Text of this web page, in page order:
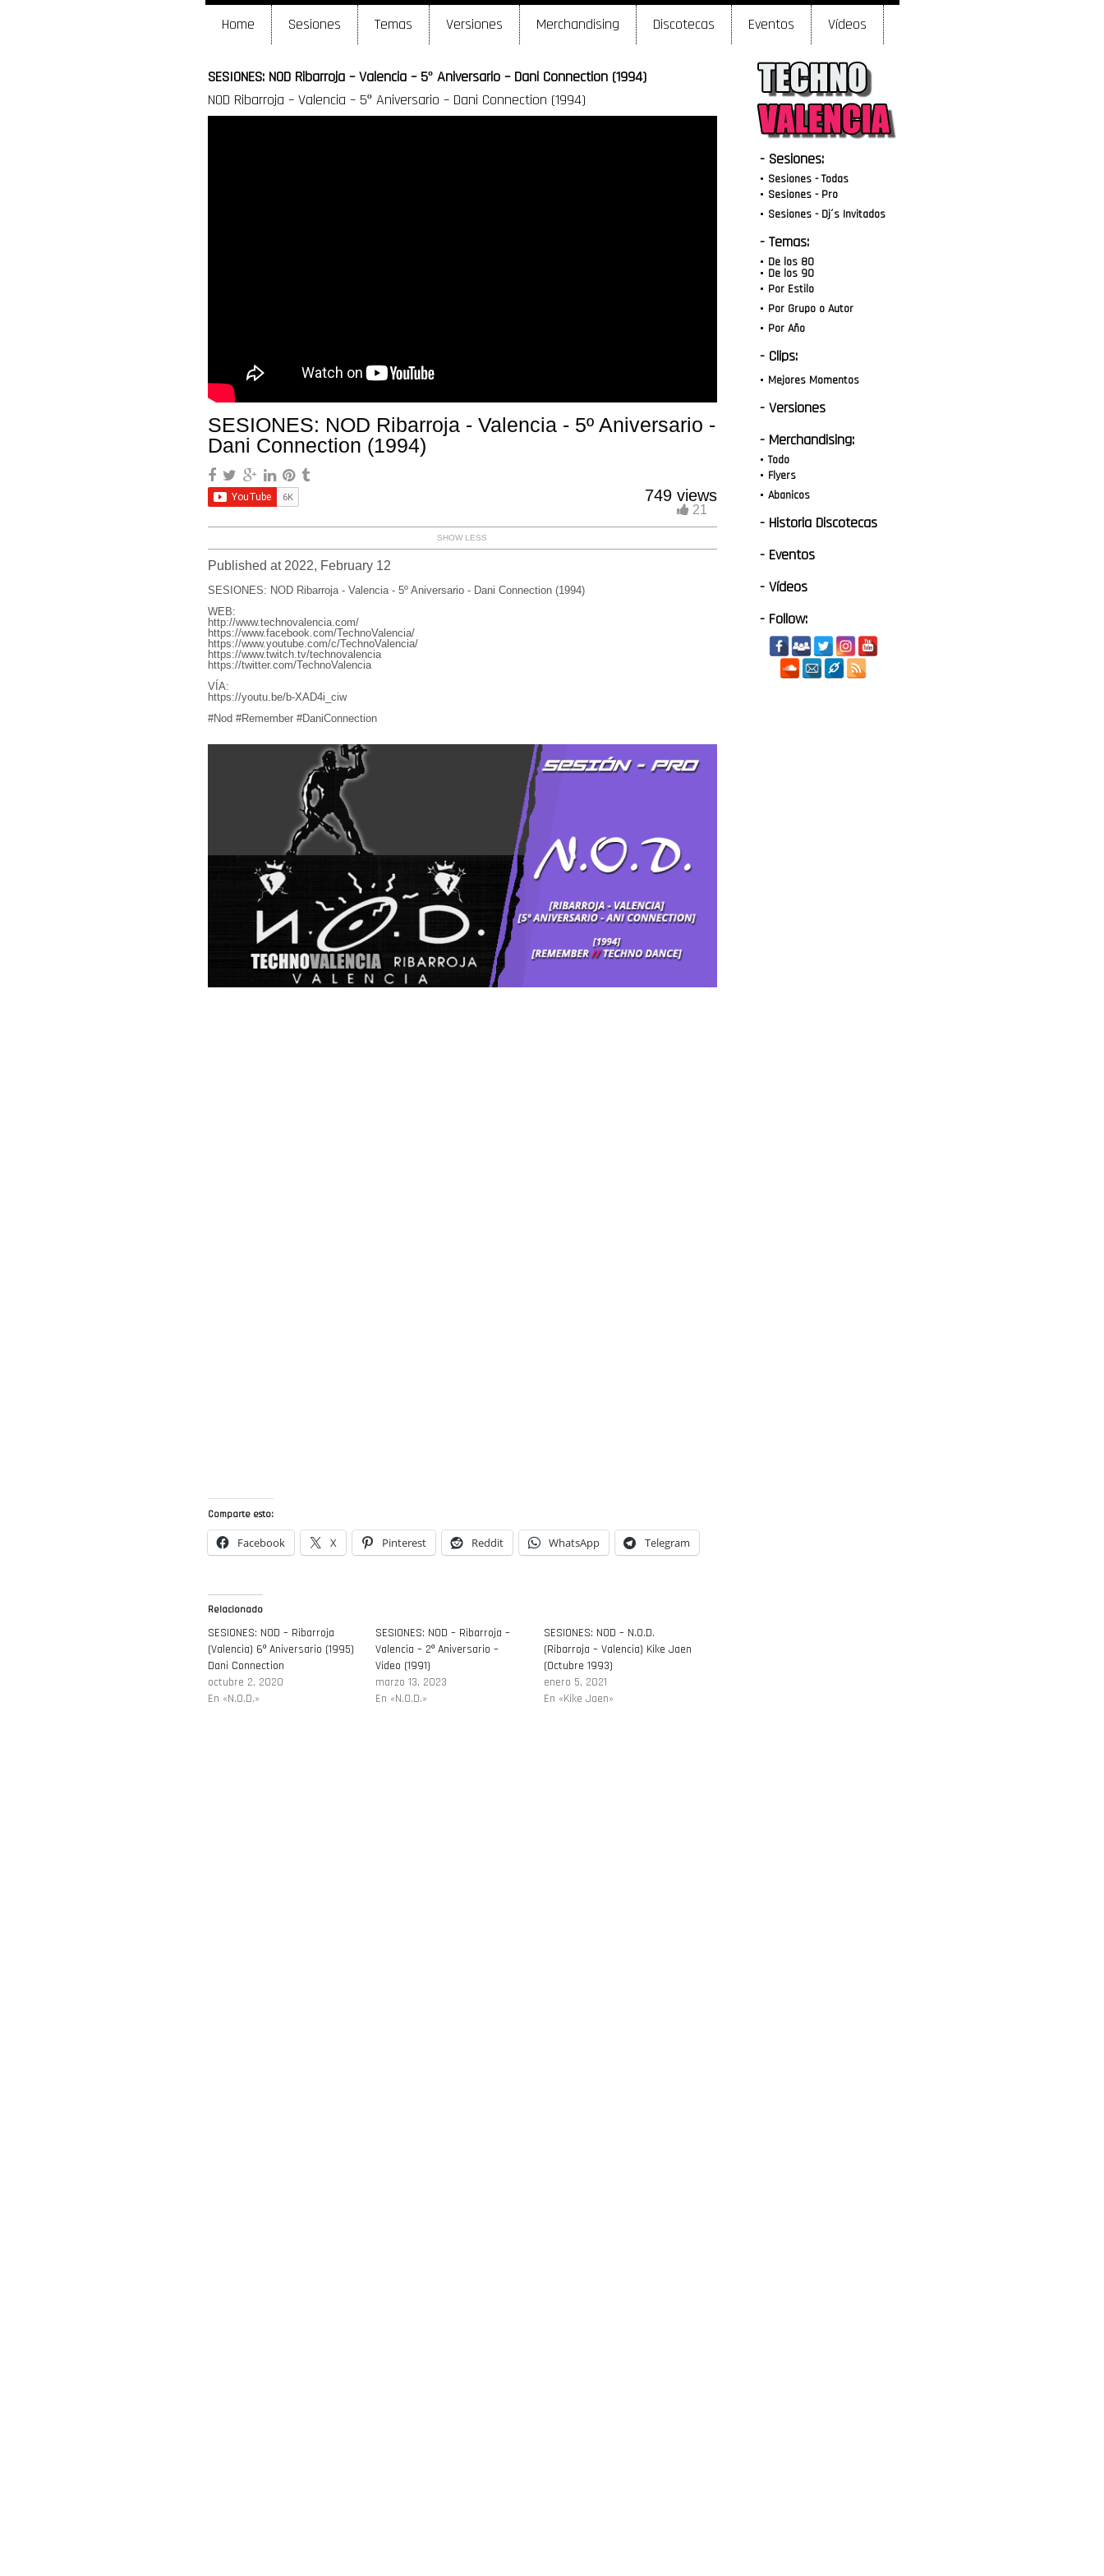
Home Sesiones Temas Versiones Merchandising Discotecas Eventos Vídeos
SESIONES: NOD Ribarroja – Valencia – 5º Aniversario – Dani Connection (1994)
NOD Ribarroja – Valencia – 5º Aniversario – Dani Connection (1994)
SESIONES: NOD Ribarroja - Valencia - 5º Aniversario -
Dani Connection (1994)
749 views
21
SHOW LESS
Published at 2022, February 12
SESIONES: NOD Ribarroja - Valencia - 5º Aniversario - Dani Connection (1994)
WEB:
http://www.technovalencia.com/
https://www.facebook.com/TechnoValencia/
https://www.youtube.com/c/TechnoValencia/
https://www.twitch.tv/technovalencia
https://twitter.com/TechnoValencia
VÍA:
https://youtu.be/b-XAD4i_ciw
#Nod #Remember #DaniConnection
Comparte esto:
Facebook X Pinterest Reddit WhatsApp Telegram
Relacionado
SESIONES: NOD – Ribarroja
(Valencia) 6º Aniversario (1995)
Dani Connection
octubre 2, 2020
En «N.O.D.»
SESIONES: NOD – Ribarroja –
Valencia – 2º Aniversario –
Video (1991)
marzo 13, 2023
En «N.O.D.»
SESIONES: NOD – N.O.D.
(Ribarroja – Valencia) Kike Jaen
(Octubre 1993)
enero 5, 2021
En «Kike Jaen»
- Sesiones:
Sesiones - Todas
Sesiones - Pro
Sesiones - Dj´s Invitados
- Temas:
De los 80
De los 90
Por Estilo
Por Grupo o Autor
Por Año
- Clips:
Mejores Momentos
- Versiones
- Merchandising:
Todo
Flyers
Abanicos
- Historia Discotecas
- Eventos
- Vídeos
- Follow: